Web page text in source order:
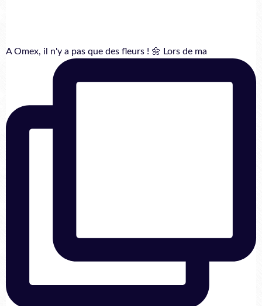
A Omex, il n'y a pas que des fleurs ! 🌼 Lors de ma